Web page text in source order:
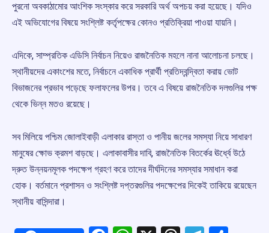
পুরনো অবকাঠামোর আংশিক সংস্কার করে সরকারি অর্থ অপচয় করা হয়েছে। যদিও
এই অভিযোগের বিষয়ে সংশ্লিষ্ট কর্তৃপক্ষের কোনও প্রতিক্রিয়া পাওয়া যায়নি।
এদিকে, সাম্প্রতিক এডিসি নির্বাচন নিয়েও রাজনৈতিক মহলে নানা আলোচনা চলছে।
স্থানীয়দের একাংশের মতে, নির্বাচনে একাধিক প্রার্থী প্রতিদ্বন্দ্বিতা করায় ভোট
বিভাজনের প্রভাব পড়েছে ফলাফলের উপর। তবে এ বিষয়ে রাজনৈতিক দলগুলির পক্ষ
থেকে ভিন্ন মতও রয়েছে।
সব মিলিয়ে পশ্চিম জোলাইবাড়ী এলাকার রাস্তা ও পানীয় জলের সমস্যা নিয়ে সাধারণ
মানুষের ক্ষোভ ক্রমশ বাড়ছে। এলাকাবাসীর দাবি, রাজনৈতিক বিতর্কের ঊর্ধ্বে উঠে
দ্রুত উন্নয়নমূলক পদক্ষেপ গ্রহণ করে তাদের দীর্ঘদিনের সমস্যার সমাধান করা
হোক। বর্তমানে প্রশাসন ও সংশ্লিষ্ট দপ্তরগুলির পদক্ষেপের দিকেই তাকিয়ে রয়েছেন
স্থানীয় বাসিন্দারা।